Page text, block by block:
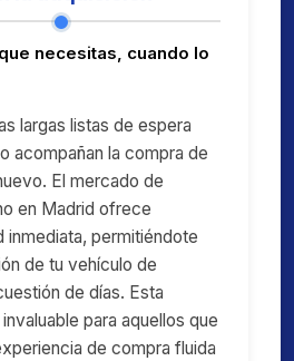
necesitas, cuando lo
largas listas de espera
acompañan la compra de
El mercado de
en Madrid ofrece
inmediata, permitiéndote
de tu vehículo de
de días. Esta
para aquellos que
de compra fluida